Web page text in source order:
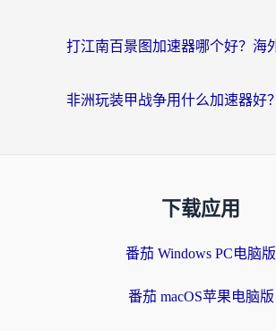
下载应用
番茄 Windows PC电脑版
番茄 macOS苹果电脑版